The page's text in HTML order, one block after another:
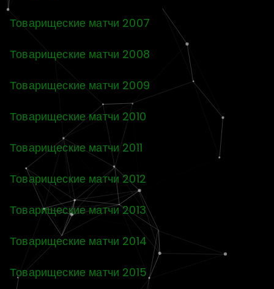
Товарищеские матчи 2007
Товарищеские матчи 2008
Товарищеские матчи 2009
Товарищеские матчи 2010
Товарищеские матчи 2011
Товарищеские матчи 2012
Товарищеские матчи 2013
Товарищеские матчи 2014
Товарищеские матчи 2015